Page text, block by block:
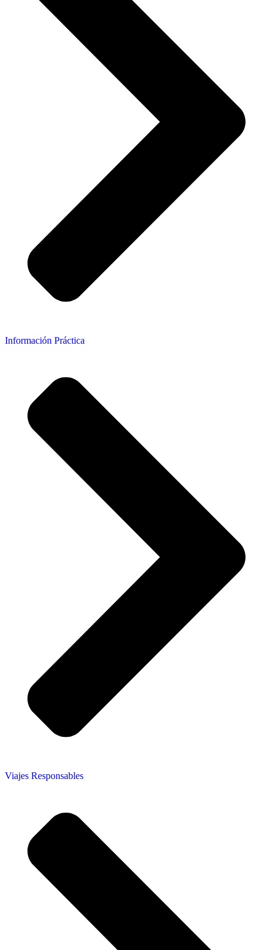
Información Práctica
Viajes Responsables